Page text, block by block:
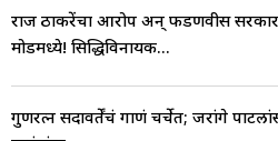
राज ठाकरेंचा आरोप अन् फडणवीस
मोडमध्ये! सिद्धिविनायक...
गुणरत्न सदावर्तेंचं गाणं चर्चेत; जरांगे